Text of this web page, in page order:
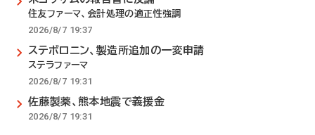
住友ファーマ、会計処理の適正性強調
2026/8/7 19:37
ステボロニン、製造所追加の一変申請
ステラファーマ
2026/8/7 19:31
佐藤製薬、熊本地震で義援金
2026/8/7 19:31